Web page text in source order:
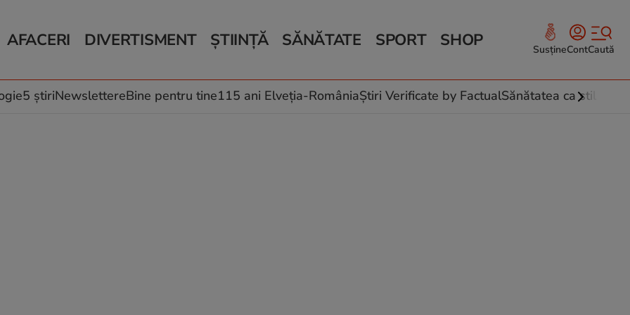
AFACERI
Auto
Locuri de muncă
DIVERTISMENT
Horoscop
Muzică și Filme
ȘTIINȚĂ
Schimbări climatice
SĂNĂTATE
Relații
Rețete culinare
SPORT SHOP SusțineContCaută
5 știriNewslettereBine pentru tine115 ani Elveția-RomâniaȘtiri Verificate by FactualSănătatea ca stil de